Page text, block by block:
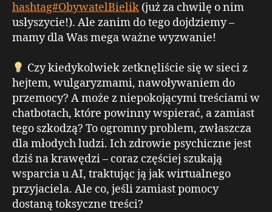
hashtag#ObywatelBielik (już za chwilę o nim
usłyszycie!). Ale zanim do tego dojdziemy –
mamy dla Was mega ważne wyzwanie!
Czy kiedykolwiek zetknęliście się w sieci z
hejtem, wulgaryzmami, nawoływaniem do
przemocy? A może z niepokojącymi treściami w
chatbotach, które powinny wspierać, a zamiast
tego szkodzą? To ogromny problem, zwłaszcza
dla młodych ludzi. Ich zdrowie psychiczne jest
dziś na krawędzi – coraz częściej szukają
wsparcia u AI, traktując ją jak wirtualnego
przyjaciela. Ale co, jeśli zamiast pomocy
dostaną toksyczne treści?